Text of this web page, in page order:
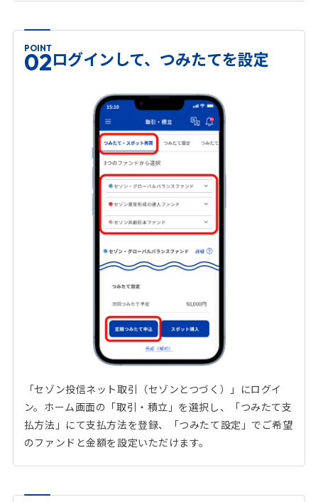
POINT
02ログインして、つみたてを設定
「セゾン投信ネット取引（セゾンとつづく）」にログイ
ン。ホーム画面の「取引・積立」を選択し、「つみたて支
払方法」にて支払方法を登録、「つみたて設定」でご希望
のファンドと金額を設定いただけます。